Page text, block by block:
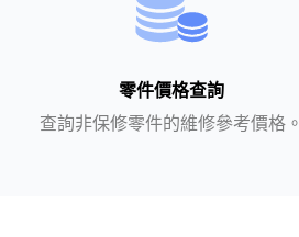
零件價格查詢
查詢非保修零件的維修參考價格。